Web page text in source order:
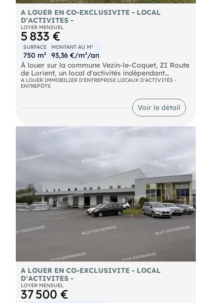
A LOUER EN CO-EXCLUSIVITE - LOCAL
D'ACTIVITES -
LOYER MENSUEL
5 833 €
SURFACE
750 m²
MONTANT AU M²
93,36 €/m²/an
À louer sur la commune Vezin-le-Coquet, ZI Route
de Lorient, un local d'activités indépendant
d'environ 750 m², comprenant :
- show-room, bureaux, stockage. L'ensemble sur
un terrain d'environ 2 500 m² clos, aves 34
parkings privatifs . Les informations sur les
risques naturels, miniers, ou technologiques,
sur le site
A LOUER IMMOBILIER D'ENTREPRISE LOCAUX D'ACTIVITÉS -
ENTREPÔTS
Voir le détail
A LOUER EN CO-EXCLUSIVITE - LOCAL
D'ACTIVITES -
LOYER MENSUEL
37 500 €